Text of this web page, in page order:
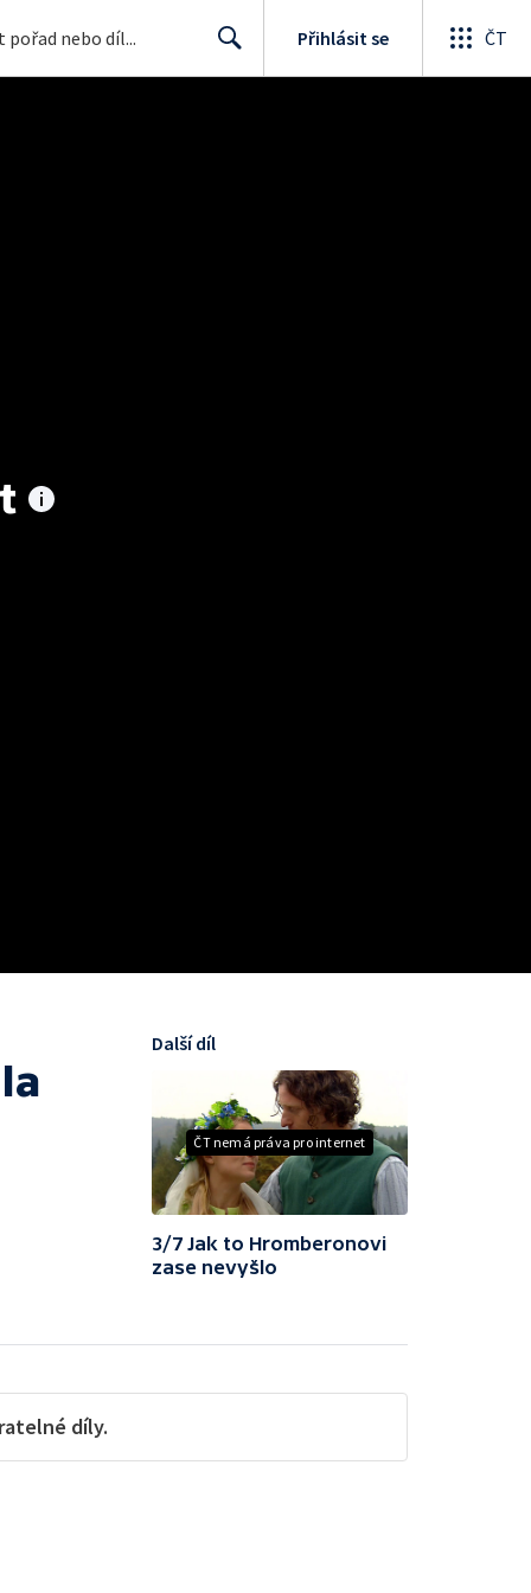
Přihlásit se ČT
ČT nemá práva pro internet
Další díl
3/7 Jak to Hromberonovi
zase nevyšlo
díly.